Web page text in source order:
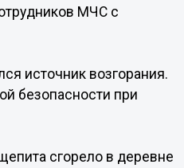
МЧС с
источник возгорания.
безопасности при
сгорело в деревне